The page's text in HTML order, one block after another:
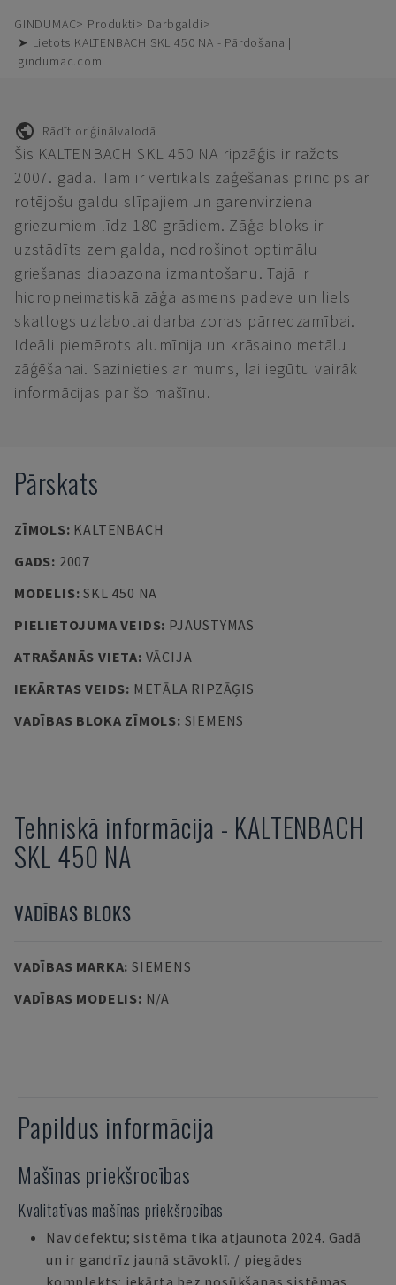
GINDUMAC Produkti
Darbgaldi
➤ Lietots KALTENBACH SKL 450 NA - Pārdošana |
gindumac.com
Rādīt oriģinālvalodā
Šis KALTENBACH SKL 450 NA ripzāģis ir ražots
2007. gadā. Tam ir vertikāls zāģēšanas princips ar
rotējošu galdu slīpajiem un garenvirziena
griezumiem līdz 180 grādiem. Zāģa bloks ir
uzstādīts zem galda, nodrošinot optimālu
griešanas diapazona izmantošanu. Tajā ir
hidropneimatiskā zāģa asmens padeve un liels
skatlogs uzlabotai darba zonas pārredzamībai.
Ideāli piemērots alumīnija un krāsaino metālu
zāģēšanai. Sazinieties ar mums, lai iegūtu vairāk
informācijas par šo mašīnu.
Pārskats
ZĪMOLS: KALTENBACH
GADS: 2007
MODELIS:SKL 450 NA
PIELIETOJUMA VEIDS: PJAUSTYMAS
ATRAŠANĀS VIETA: VĀCIJA
IEKĀRTAS VEIDS: METĀLA RIPZĀĢIS
VADĪBAS BLOKA ZĪMOLS: SIEMENS
Tehniskā informācija - KALTENBACH
SKL 450 NA
VADĪBAS BLOKS
VADĪBAS MARKA: SIEMENS
VADĪBAS MODELIS: N/A
Papildus informācija
Mašīnas priekšrocības
Kvalitatīvas mašīnas priekšrocības
Nav defektu; sistēma tika atjaunota 2024. Gadā
un ir gandrīz jaunā stāvoklī. / piegādes
komplekts: iekārta bez nosūkšanas sistēmas,